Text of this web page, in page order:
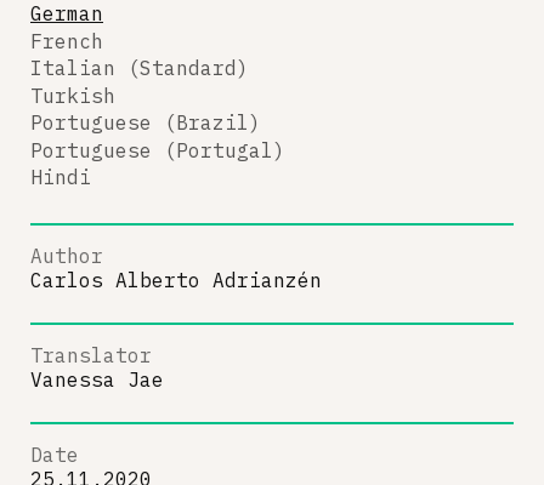
German
French
Italian (Standard)
Turkish
Portuguese (Brazil)
Portuguese (Portugal)
Hindi
Author
Carlos Alberto Adrianzén
Translator
Vanessa Jae
Date
25.11.2020